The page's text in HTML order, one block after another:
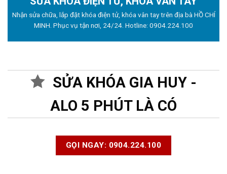
Nhận sửa chữa, lắp đặt khóa điện tử, khóa vân tay trên địa bà HỒ CHÍ
MINH. Phục vụ tận nơi, 24/24. Hotline: 0904.224.100
SỬA KHÓA GIA HUY -
ALO 5 PHÚT LÀ CÓ
GỌI NGAY: 0904.224.100